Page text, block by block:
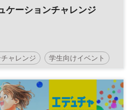
ケーションチャレンジ
ャレンジ 学生向けイベント
ビリティ SDGs
料